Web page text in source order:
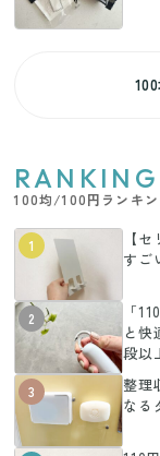
RANKING
100均/100円ランキ
1
【
すご
2
「
と快
段以
3
整理
なる